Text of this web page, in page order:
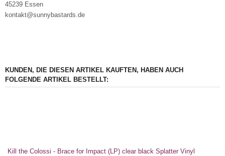
45239 Essen
kontakt@sunnybastards.de
KUNDEN, DIE DIESEN ARTIKEL KAUFTEN, HABEN AUCH
FOLGENDE ARTIKEL BESTELLT:
Kill the Colossi - Brace for Impact (LP) clear black Splatter Vinyl